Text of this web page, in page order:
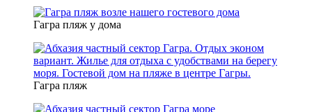
Гагра пляж у дома
Гагра пляж